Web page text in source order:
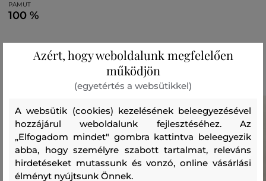
PAMUT
100 %
Ajánlott termékek
Azért, hogy weboldalunk megfelelően
működjön
(egyetértés a websütikkel)
A websütik (cookies) kezelésének beleegyezésével
hozzájárul weboldalunk fejlesztéséhez. Az
„Elfogadom mindet" gombra kattintva beleegyezik
abba, hogy személyre szabott tartalmat, releváns
hirdetéseket mutassunk és vonzó, online vásárlási
élményt nyújtsunk Önnek.